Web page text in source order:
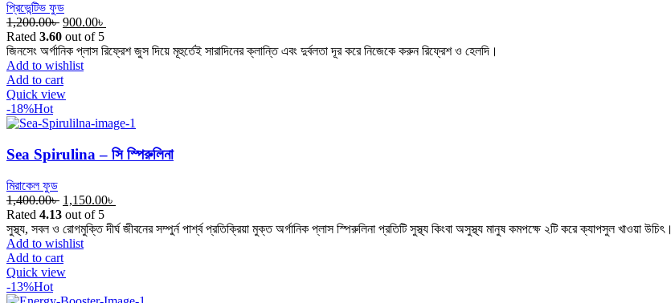
প্রিভেন্টিভ ফুড
1,200.00৳ Original
price
was:
1,200.00৳ .
900.00৳
is:
Rated 3.60 out of 5
জিনসেং অর্গানিক প্লাস রিফ্রেশ জুস দিয়ে মূহুর্তেই সারাদিনের ক্লান্তি এবং দুর্বলতা দূর করে নিজেকে করুন রিফ্রেশ ও হেলদি।
Add to wishlist
Add to cart
Quick view
-18%Hot
Sea Spirulina – সি স্পিরুলিনা
মিরাকেল ফুড
1,400.00৳ Original
price
was:
1,400.00৳ .
1,150.00৳
is:
Rated 4.13 out of 5
সুস্থ্য, সবল ও রোগমুক্তি দীর্ঘ জীবনের সম্পুর্ন পার্শ্ব প্রতিক্রিয়া মুক্ত অর্গানিক প্লাস স্পিরুলিনা প্রতিটি সুস্থ্য কিংবা অসুস্থ্য মানুষ কমপক্ষে ২টি করে ক্যাপসুল খাওয়া উচিৎ।
Add to wishlist
Add to cart
Quick view
-13%Hot